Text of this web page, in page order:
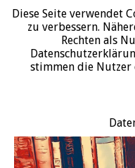
START
Diese Seite verwendet
zu verbessern.
Rechten als
stimmen die Nutzer